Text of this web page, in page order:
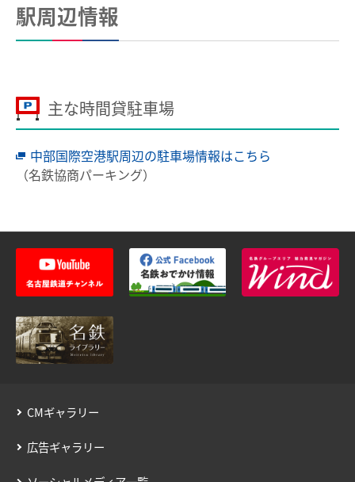
駅周辺情報
主な時間貸駐車場
中部国際空港駅周辺の駐車場情報はこちら
（名鉄協商パーキング）
CMギャラリー
広告ギャラリー